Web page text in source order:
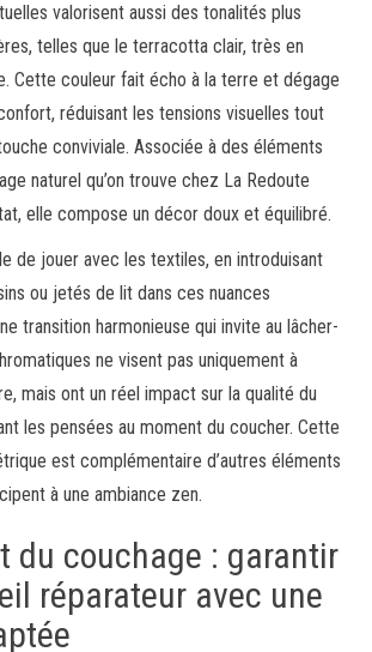
valorisent aussi des tonalités plus
telles que le terracotta clair, très en
Cette couleur fait écho à la terre et dégage
réduisant les tensions visuelles tout
conviviale. Associée à des éléments
naturel qu’on trouve chez La Redoute
elle compose un décor doux et équilibré.
de jouer avec les textiles, en introduisant
ou jetés de lit dans ces nuances
transition harmonieuse qui invite au lâcher-
ne visent pas uniquement à
mais ont un réel impact sur la qualité du
les pensées au moment du coucher. Cette
est complémentaire d’autres éléments
à une ambiance zen.
du couchage : garantir
réparateur avec une